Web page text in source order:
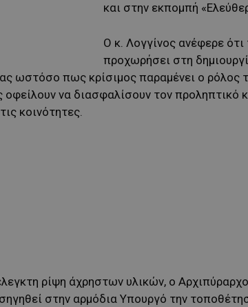
και στην εκπομπή
Ο κ. Λογγίνος ανέφερε
προχωρήσει στη
ωστόσο πως κρίσιμος παραμένει ο
οφείλουν να διασφαλίσουν τον προληπτικό
κοινότητες.
ρίψη άχρηστων υλικών, ο
στην αρμόδια Υπουργό την